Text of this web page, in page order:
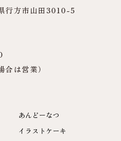
行方市山田3010-5
は営業）
あんどーなつ
イラストケーキ